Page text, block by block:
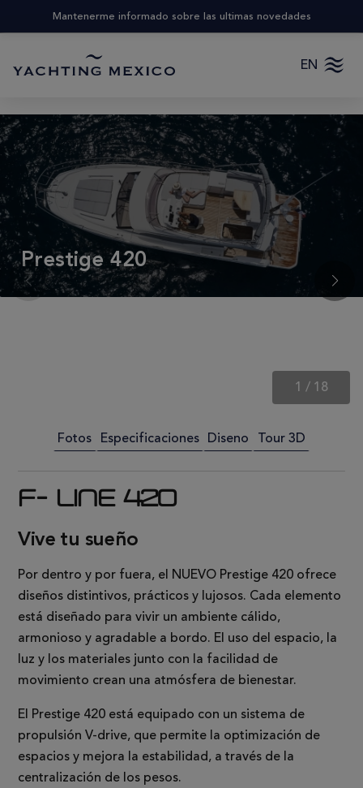
Mantenerme informado sobre las ultimas novedades
EN
Prestige 420
1 / 18
Fotos Especificaciones Diseno Tour 3D
F- LINE 420
Vive tu sueño
Por dentro y por fuera, el NUEVO Prestige 420 ofrece
diseños distintivos, prácticos y lujosos. Cada elemento
está diseñado para vivir un ambiente cálido,
armonioso y agradable a bordo. El uso del espacio, la
luz y los materiales junto con la facilidad de
movimiento crean una atmósfera de bienestar.
El Prestige 420 está equipado con un sistema de
propulsión V-drive, que permite la optimización de
espacios y mejora la estabilidad, a través de la
centralización de los pesos.